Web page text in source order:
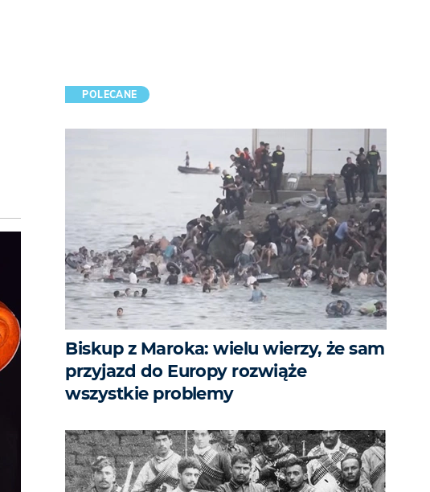
POLECANE
Biskup z Maroka: wielu wierzy, że sam
przyjazd do Europy rozwiąże
wszystkie problemy